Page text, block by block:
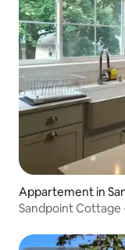
Appartement in
Sandpoint Cottage